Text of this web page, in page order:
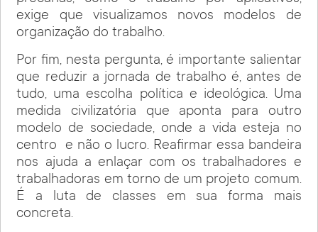
exige que visualizamos novos modelos de
organização do trabalho.
Por fim, nesta pergunta, é importante salientar
que reduzir a jornada de trabalho é, antes de
tudo, uma escolha política e ideológica. Uma
medida civilizatória que aponta para outro
modelo de sociedade, onde a vida esteja no
centro e não o lucro. Reafirmar essa bandeira
nos ajuda a enlaçar com os trabalhadores e
trabalhadoras em torno de um projeto comum.
É a luta de classes em sua forma mais
concreta.